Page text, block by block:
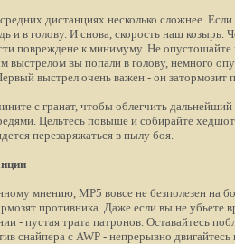
дистанциях несколько сложнее.
и в голову. И снова, скорость наш
повреждене к минимуму. Не
выстрелом вы попали в голову, немного
выстрел очень важен - он затормозит
с гранат, чтобы облегчить
Цельтесь повыше и собирайте
перезаряжаться в пылу боя.
мнению, MP5 вовсе не безполезен на
противника. Даже если вы не
- пустая трата патронов. Оставайтесь
снайпера с AWP - непрерывно